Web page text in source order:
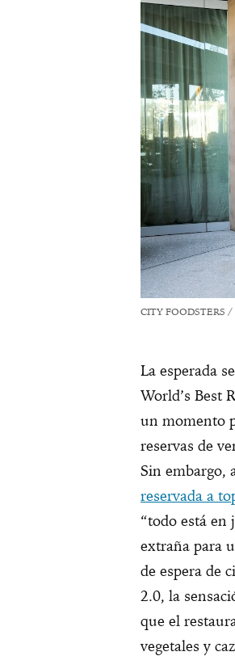
CITY FOODSTERS /
La esperada
World’s Best
un momento
reservas de
Sin embargo,
reservada a
“todo está en
extraña para
de espera de
2.0, la
que el
vegetales y